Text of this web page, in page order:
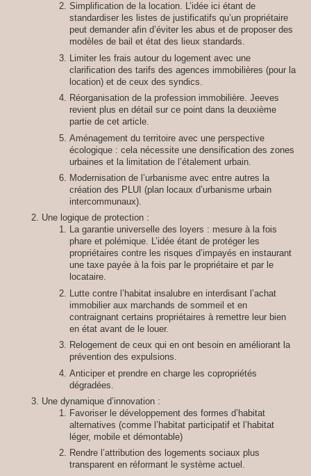
Simplification de la location. L’idée ici étant de
standardiser les listes de justificatifs qu’un propriétaire
peut demander afin d’éviter les abus et de proposer des
modèles de bail et état des lieux standards.
Limiter les frais autour du logement avec une
clarification des tarifs des agences immobilières (pour la
location) et de ceux des syndics.
Réorganisation de la profession immobilière. Jeeves
revient plus en détail sur ce point dans la deuxième
partie de cet article.
Aménagement du territoire avec une perspective
écologique : cela nécessite une densification des zones
urbaines et la limitation de l’étalement urbain.
Modernisation de l’urbanisme avec entre autres la
création des PLUI (plan locaux d’urbanisme urbain
intercommunaux).
Une logique de protection :
La garantie universelle des loyers : mesure à la fois
phare et polémique. L’idée étant de protéger les
propriétaires contre les risques d’impayés en instaurant
une taxe payée à la fois par le propriétaire et par le
locataire.
Lutte contre l’habitat insalubre en interdisant l’achat
immobilier aux marchands de sommeil et en
contraignant certains propriétaires à remettre leur bien
en état avant de le louer.
Relogement de ceux qui en ont besoin en améliorant la
prévention des expulsions.
Anticiper et prendre en charge les copropriétés
dégradées.
Une dynamique d’innovation :
Favoriser le développement des formes d’habitat
alternatives (comme l’habitat participatif et l’habitat
léger, mobile et démontable)
Rendre l’attribution des logements sociaux plus
transparent en réformant le système actuel.